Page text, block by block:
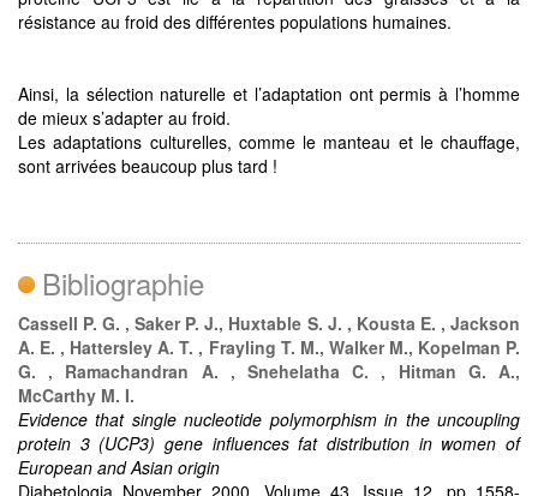
résistance au froid des différentes populations humaines.
Ainsi, la sélection naturelle et l’adaptation ont permis à l’homme
de mieux s’adapter au froid.
Les adaptations culturelles, comme le manteau et le chauffage,
sont arrivées beaucoup plus tard !
Bibliographie
Cassell P. G. , Saker P. J., Huxtable S. J. , Kousta E. , Jackson
A. E. , Hattersley A. T. , Frayling T. M., Walker M., Kopelman P.
G. , Ramachandran A. , Snehelatha C. , Hitman G. A.,
McCarthy M. I.
Evidence that single nucleotide polymorphism in the uncoupling
protein 3 (UCP3) gene influences fat distribution in women of
European and Asian origin
Diabetologia November 2000, Volume 43, Issue 12, pp 1558-